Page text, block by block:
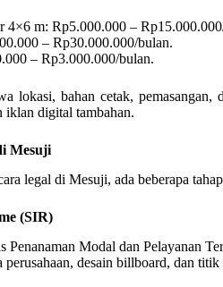
4×6 m: Rp5.000.000 –
– Rp30.000.000/bulan.
– Rp3.000.000/bulan.
lokasi, bahan cetak,
iklan digital tambahan.
Mesuji
legal di Mesuji, ada beberapa
(SIR)
Penanaman Modal dan Pelayanan
desain billboard, dan titik